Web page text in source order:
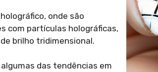
onde são
com partículas holográficas,
brilho tridimensional.
das tendências em